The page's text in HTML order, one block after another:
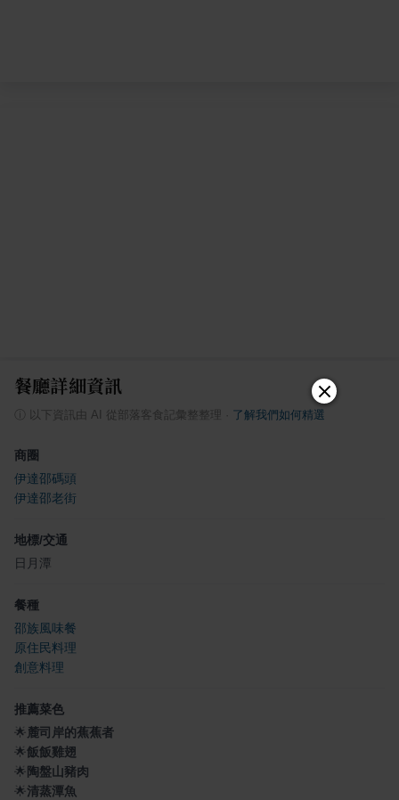
餐廳詳細資訊
以下資訊由 AI 從部落客食記彙整整理 了解我們如何精選
商圈
伊達邵碼頭
伊達邵老街
地標/交通
日月潭
餐種
邵族風味餐
原住民料理
創意料理
推薦菜色
🌟麓司岸的蕉蕉者
🌟飯飯雞翅
🌟陶盤山豬肉
🌟清蒸潭魚